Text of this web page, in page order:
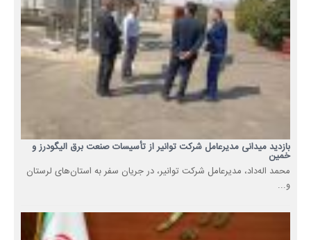
بازدید میدانی مدیرعامل شرکت توانیر از تأسیسات صنعت برق الیگودرز و
خمین
محمد اله‌داد، مدیرعامل شرکت توانیر، در جریان سفر به استان‌های لرستان
و...